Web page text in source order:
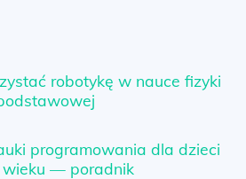
robotykę w nauce fizyki
programowania dla dzieci
wieku — poradnik